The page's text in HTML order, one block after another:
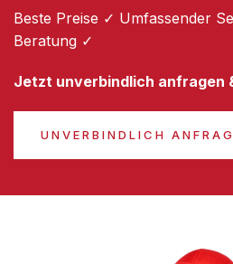
Beste Preise ✓ Umfassender
Beratung ✓
Jetzt unverbindlich anfragen
UNVERBINDLICH